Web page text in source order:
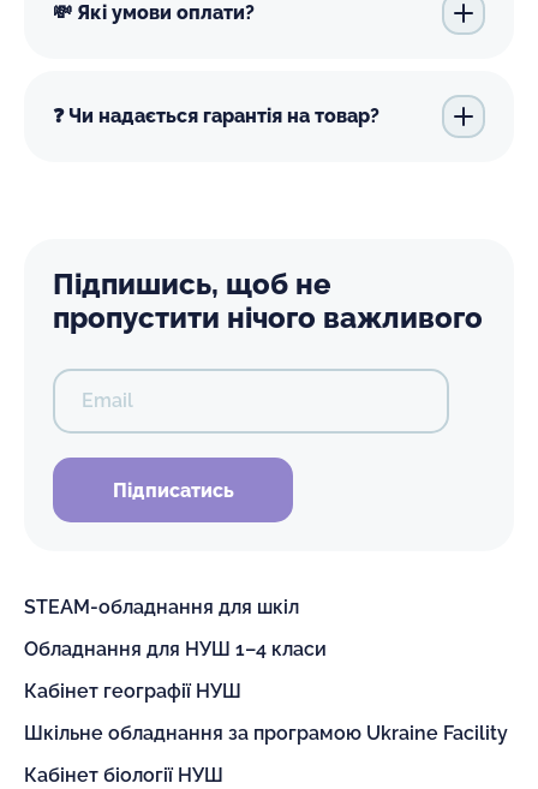
💸 Які умови оплати?
❓ Чи надається гарантія на товар?
Підпишись, щоб не
пропустити нічого важливого
Email
Підписатись
STEAM-обладнання для шкіл
Обладнання для НУШ 1–4 класи
Кабінет географії НУШ
Шкільне обладнання за програмою Ukraine Facility
Кабінет біології НУШ